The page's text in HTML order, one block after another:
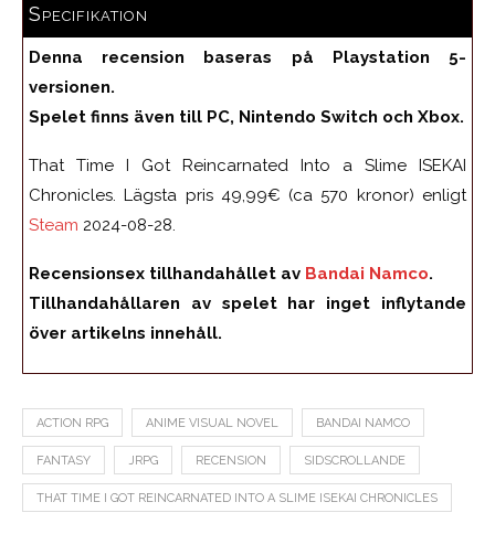
Specifikation
Denna recension baseras på Playstation 5-
versionen.
Spelet finns även till PC, Nintendo Switch och Xbox.
That Time I Got Reincarnated Into a Slime ISEKAI
Chronicles. Lägsta pris 49,99€ (ca 570 kronor) enligt
Steam 2024-08-28.
Recensionsex tillhandahållet av Bandai Namco.
Tillhandahållaren av spelet har inget inflytande
över artikelns innehåll.
ACTION RPG ANIME VISUAL NOVEL BANDAI NAMCO
FANTASY JRPG RECENSION SIDSCROLLANDE
THAT TIME I GOT REINCARNATED INTO A SLIME ISEKAI CHRONICLES